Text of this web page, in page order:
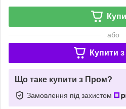
або
Купити з
Що таке купити з Пром?
Замовлення під захистом